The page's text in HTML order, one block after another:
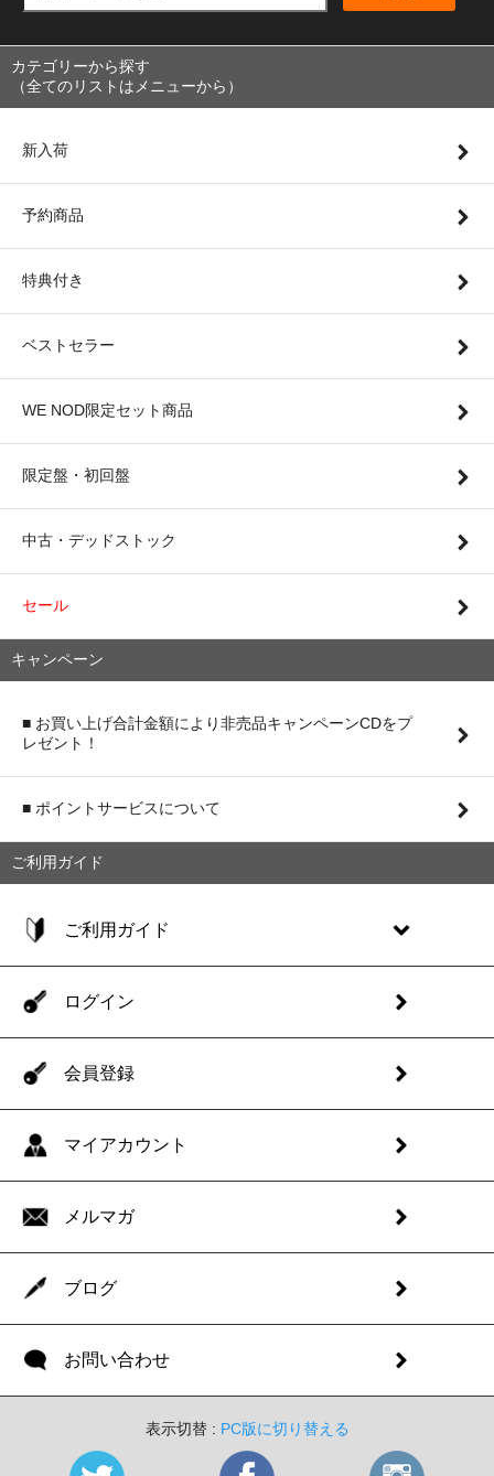
カテゴリーから探す
（全てのリストはメニューから）
新入荷
予約商品
特典付き
ベストセラー
WE NOD限定セット商品
限定盤・初回盤
中古・デッドストック
セール
キャンペーン
■ お買い上げ合計金額により非売品キャンペーンCDをプ
レゼント！
■ ポイントサービスについて
ご利用ガイド
ご利用ガイド
ログイン
会員登録
マイアカウント
メルマガ
ブログ
お問い合わせ
表示切替 : PC版に切り替える